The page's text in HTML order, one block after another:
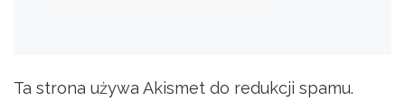
Ta strona używa Akismet do redukcji spamu.